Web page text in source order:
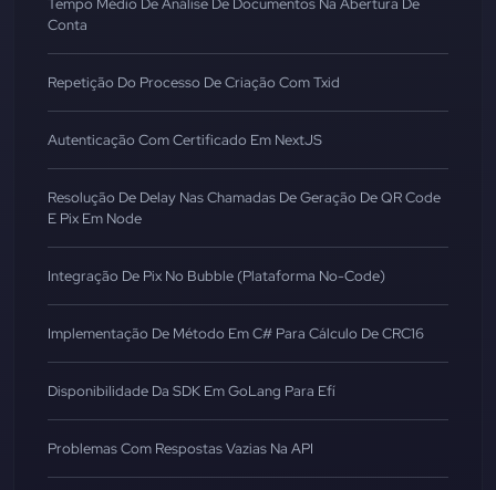
Tempo Médio De Análise De Documentos Na Abertura De
Conta
Repetição Do Processo De Criação Com Txid
Autenticação Com Certificado Em NextJS
Resolução De Delay Nas Chamadas De Geração De QR Code
E Pix Em Node
Integração De Pix No Bubble (Plataforma No-Code)
Implementação De Método Em C# Para Cálculo De CRC16
Disponibilidade Da SDK Em GoLang Para Efí
Problemas Com Respostas Vazias Na API